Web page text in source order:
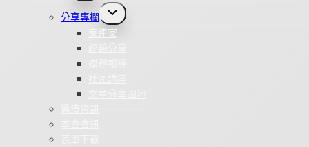
分享專欄
Toggle
child
menu
家連家